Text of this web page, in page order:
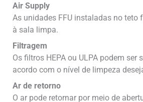
Air Supply
As unidades FFU instaladas no teto
à sala limpa.
Filtragem
Os filtros HEPA ou ULPA podem ser
acordo com o nível de limpeza
Ar de retorno
O ar pode retornar por meio de